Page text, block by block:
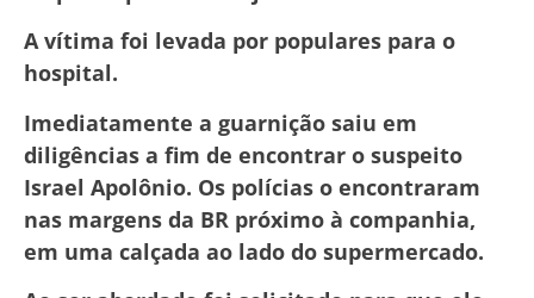
A vítima foi levada por populares para o
hospital.
Imediatamente a guarnição saiu em
diligências a fim de encontrar o suspeito
Israel Apolônio. Os polícias o encontraram
nas margens da BR próximo à companhia,
em uma calçada ao lado do supermercado.